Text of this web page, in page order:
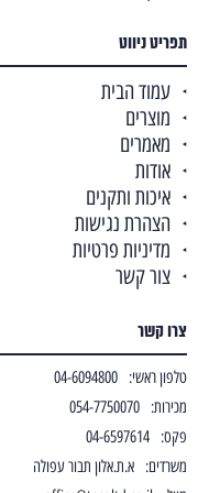
תפריט ניווט
עמוד הבית
מוצרים
מאמרים
אודות
איכות ותקנים
הצהרת נגישות
מדיניות פרטיות
צור קשר
צרו קשר
טלפון ראשי: 04-6094800
מכירות: 054-7750070
פקס: 04-6597614
משרדים: א.ת.אלון תבור עפולה